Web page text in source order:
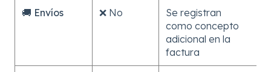
🚚 Envíos ❌ No
Se registran
como concepto
adicional en la
factura